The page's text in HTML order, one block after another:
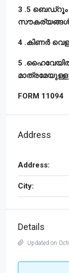
3 .5 ബെഡ്‌റൂം
സൗകര്യങ്ങൾ
4 .കിണർ
5 .ഹൈവേയിൽ
FORM 11094
Address
Address:
City:
Details
Updated on